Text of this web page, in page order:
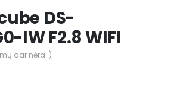
DS-
IW F2.8 WIFI
dar nėra. )